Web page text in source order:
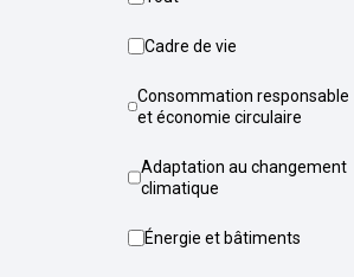
Cadre de vie
Consommation responsable
et économie circulaire
Adaptation au changement
climatique
Énergie et bâtiments